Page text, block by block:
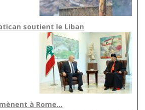
soutient le Liban
à Rome…